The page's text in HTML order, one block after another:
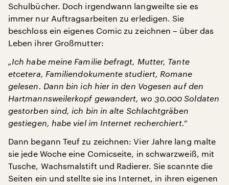
Schulbücher. Doch irgendwann langweilte sie es
immer nur Auftragsarbeiten zu erledigen. Sie
beschloss ein eigenes Comic zu zeichnen – über das
Leben ihrer Großmutter:
„Ich habe meine Familie befragt, Mutter, Tante
etcetera, Familiendokumente studiert, Romane
gelesen. Dann bin ich hier in den Vogesen auf den
Hartmannsweilerkopf gewandert, wo 30.000 Soldaten
gestorben sind, ich bin in alte Schlachtgräben
gestiegen, habe viel im Internet recherchiert.“
Dann begann Teuf zu zeichnen: Vier Jahre lang malte
sie jede Woche eine Comicseite, in schwarzweiß, mit
Tusche, Wachsmalstift und Radierer. Sie scannte die
Seiten ein und stellte sie ins Internet, in ihren eigenen